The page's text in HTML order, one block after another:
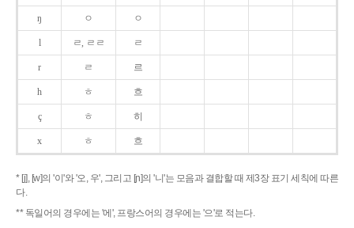
ŋ ㅇ ㅇ
l ㄹ, ㄹㄹ ㄹ
r ㄹ 르
h ㅎ 흐
ç ㅎ 히
x ㅎ 흐
* [j], [w]의 '이'와 '오, 우', 그리고 [ɲ]의 '니'는 모음과 결합할 때 제3장 표기 세칙에 따른
다.
** 독일어의 경우에는 '에', 프랑스어의 경우에는 '으'로 적는다.